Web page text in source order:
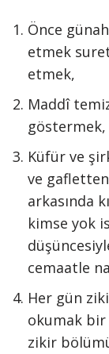
Önce
etmek
etmek,
Maddî
göstermek,
Küfür ve
ve
arkasında
kimse yok
cemaatle
Her gün
okumak bir
zikir